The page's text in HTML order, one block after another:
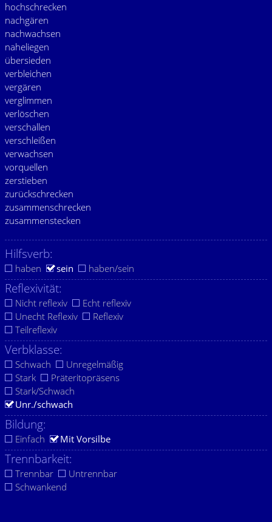
hochschrecken
nachgären
nachwachsen
naheliegen
übersieden
verbleichen
vergären
verglimmen
verlöschen
verschallen
verschleißen
verwachsen
vorquellen
zerstieben
zurückschrecken
zusammenschrecken
zusammenstecken
Hilfsverb:
haben sein haben/sein
Reflexivität:
Nicht reflexiv
Echt reflexiv
Unecht Reflexiv
Reflexiv
Teilreflexiv
Verbklasse:
Schwach
Unregelmäßig
Stark
Präteritopräsens
Stark/Schwach
Unr./schwach
Bildung:
Einfach Mit Vorsilbe
Trennbarkeit:
Trennbar
Untrennbar
Schwankend